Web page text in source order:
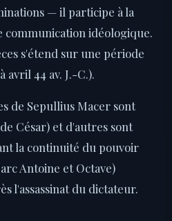
— il participe à la
communication idéologique.
s'étend sur une période
44 av. J.-C.).
de Sepullius Macer sont
César) et d'autres sont
la continuité du pouvoir
Antoine et Octave)
l'assassinat du dictateur.